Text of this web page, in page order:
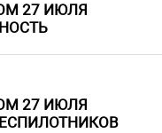
27 ИЮЛЯ
27 ИЮЛЯ